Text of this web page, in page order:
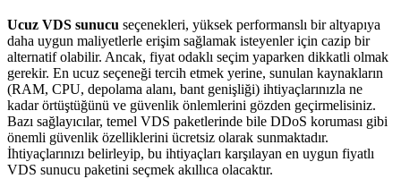
Ucuz VDS sunucu seçenekleri, yüksek performanslı bir altyapıya
daha uygun maliyetlerle erişim sağlamak isteyenler için cazip bir
alternatif olabilir. Ancak, fiyat odaklı seçim yaparken dikkatli olmak
gerekir. En ucuz seçeneği tercih etmek yerine, sunulan kaynakların
(RAM, CPU, depolama alanı, bant genişliği) ihtiyaçlarınızla ne
kadar örtüştüğünü ve güvenlik önlemlerini gözden geçirmelisiniz.
Bazı sağlayıcılar, temel VDS paketlerinde bile DDoS koruması gibi
önemli güvenlik özelliklerini ücretsiz olarak sunmaktadır.
İhtiyaçlarınızı belirleyip, bu ihtiyaçları karşılayan en uygun fiyatlı
VDS sunucu paketini seçmek akıllıca olacaktır.